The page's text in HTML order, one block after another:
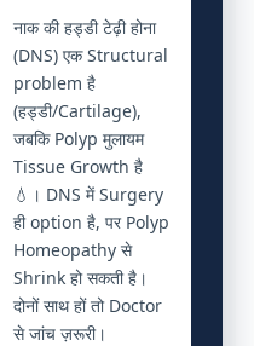
नाक की हड्डी टेढ़ी होना
(DNS) एक Structural
problem है
(हड्डी/Cartilage),
जबकि Polyp मुलायम
Tissue Growth है
💧। DNS में Surgery
ही option है, पर Polyp
Homeopathy से
Shrink हो सकती है।
दोनों साथ हों तो Doctor
से जांच ज़रूरी।